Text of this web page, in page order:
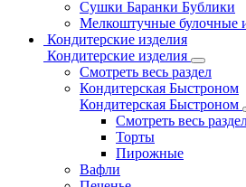
Сушки Баранки Бублики
Мелкоштучные булочные
Кондитерские изделия
Кондитерские изделия
Смотреть весь раздел
Кондитерская Быстроном
Кондитерская Быстроном
Смотреть весь
Торты
Пирожные
Вафли